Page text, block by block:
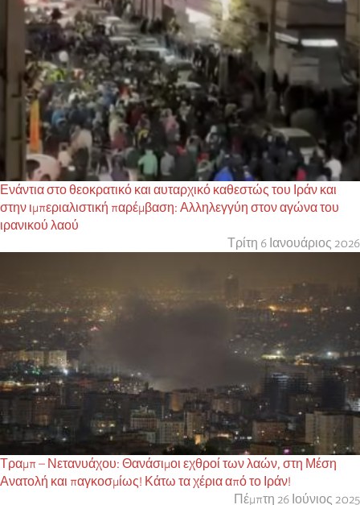
Ενάντια στο θεοκρατικό και αυταρχικό καθεστώς του Ιράν και
στην ιμπεριαλιστική παρέμβαση: Αλληλεγγύη στον αγώνα του
ιρανικού λαού
Τρίτη 6 Ιανουάριος 2026
Τραμπ – Νετανυάχου: Θανάσιμοι εχθροί των λαών, στη Μέση
Ανατολή και παγκοσμίως! Κάτω τα χέρια από το Ιράν!
Πέμπτη 26 Ιούνιος 2025